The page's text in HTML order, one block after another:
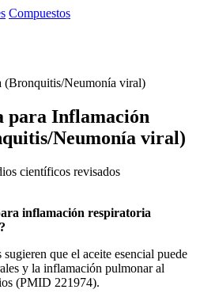
Compuestos
(Bronquitis/Neumonía viral)
para Inflamación
Neumonía viral)
científicos revisados
inflamación respiratoria
que el aceite esencial puede
y la inflamación pulmonar al
(PMID 221974).